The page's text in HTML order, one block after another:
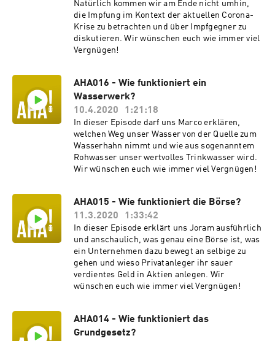
Natürlich kommen wir am Ende nicht umhin,
die Impfung im Kontext der aktuellen Corona-
Krise zu betrachten und über Impfgegner zu
diskutieren. Wir wünschen euch wie immer viel
Vergnügen!
AHA016 - Wie funktioniert ein
Wasserwerk?
10.4.2020
1:21:18
In dieser Episode darf uns Marco erklären,
welchen Weg unser Wasser von der Quelle zum
Wasserhahn nimmt und wie aus sogenanntem
Rohwasser unser wertvolles Trinkwasser wird.
Wir wünschen euch wie immer viel Vergnügen!
AHA015 - Wie funktioniert die Börse?
11.3.2020
1:33:42
In dieser Episode erklärt uns Joram ausführlich
und anschaulich, was genau eine Börse ist, was
ein Unternehmen dazu bewegt an selbige zu
gehen und wieso Privatanleger ihr sauer
verdientes Geld in Aktien anlegen. Wir
wünschen euch wie immer viel Vergnügen!
AHA014 - Wie funktioniert das
Grundgesetz?